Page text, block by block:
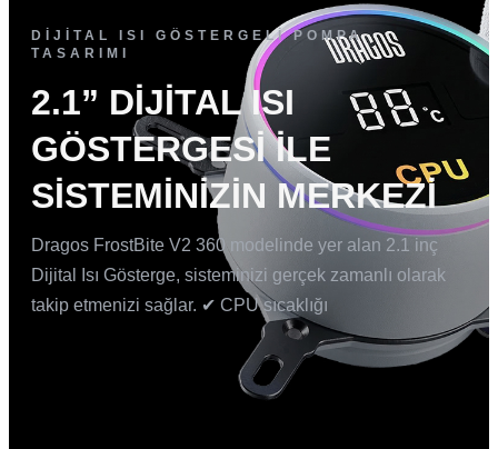
DİJİTAL ISI GÖSTERGELİ POMPA
TASARIMI
2.1” DİJİTAL ISI
GÖSTERGESİ İLE
SİSTEMİNİZİN MERKEZİ
Dragos FrostBite V2 360 modelinde yer alan 2.1 inç
Dijital Isı Gösterge, sisteminizi gerçek zamanlı olarak
takip etmenizi sağlar. ✔ CPU sıcaklığı